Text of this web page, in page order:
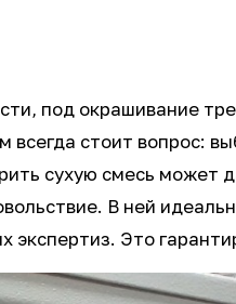
под окрашивание
стоит вопрос:
сухую смесь
В ней
Это